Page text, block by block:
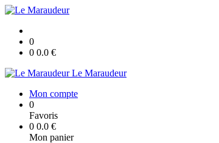
0
0 0.0 €
Le Maraudeur
Mon compte
0
Favoris
0 0.0 €
Mon panier